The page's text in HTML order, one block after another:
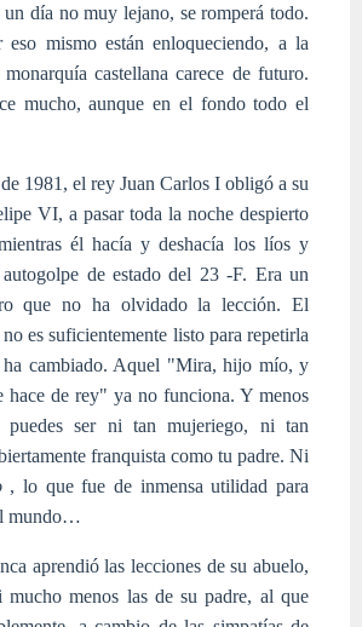
día no muy lejano, se romperá todo.
mismo están enloqueciendo, a la
monarquía castellana carece de futuro.
mucho, aunque en el fondo todo el
1981, el rey Juan Carlos I obligó a su
VI, a pasar toda la noche despierto
él hacía y deshacía los líos y
de estado del 23 -F. Era un
que no ha olvidado la lección. El
es suficientemente listo para repetirla
cambiado. Aquel "Mira, hijo mío, y
hace de rey" ya no funciona. Y menos
puedes ser ni tan mujeriego, ni tan
franquista como tu padre. Ni
, lo que fue de inmensa utilidad para
mundo…
aprendió las lecciones de su abuelo,
menos las de su padre, al que